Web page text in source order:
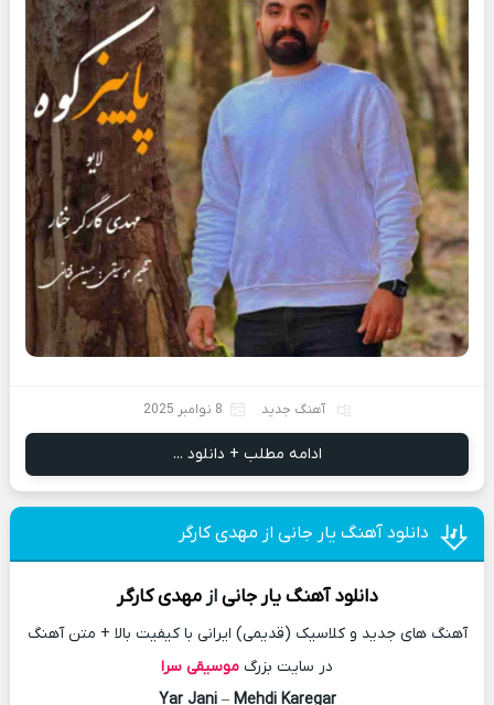
آهنگ جدید 8 نوامبر 2025
ادامه مطلب + دانلود ...
دانلود آهنگ یار جانی از مهدی کارگر
دانلود آهنگ یار جانی ازمهدی کارگر
آهنگ های جدید و کلاسیک (قدیمی) ایرانی با کیفیت بالا + متن آهنگ
در سایت بزرگ موسیقی سرا
Yar Jani– Mehdi Karegar